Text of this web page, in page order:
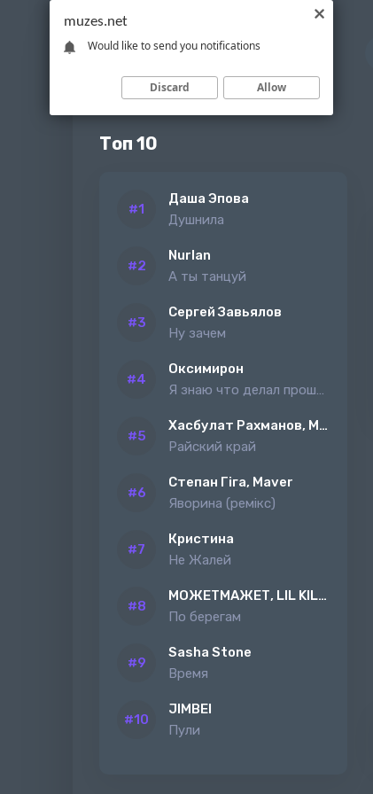
Топ 10
Даша Эпова
Душнила
Nurlan
А ты танцуй
Сергей Завьялов
Ну зачем
Оксимирон
Я знаю что делал прошлым летом
Хасбулат Рахманов, MAGAS
Райский край
Степан Гіга, Maver
Яворина (ремiкс)
Кристина
Не Жалей
МОЖЕТМАЖЕТ, LIL KILAH
По берегам
Sasha Stone
Время
JIMBEI
Пули
muzes.net
Would like to send you notifications
Discard Allow